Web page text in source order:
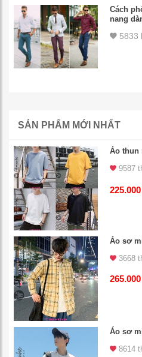
Cách
nang
5833
SẢN PHẨM MỚI NHẤT
Áo thun
9587
Áo sơ
3668
Áo sơ
8614